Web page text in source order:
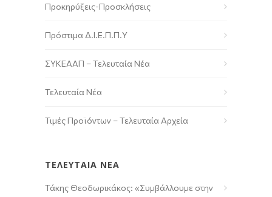
Προκηρύξεις-Προσκλήσεις
Πρόστιμα Δ.Ι.Ε.Π.Π.Υ
ΣΥΚΕΑΑΠ – Τελευταία Νέα
Τελευταία Νέα
Τιμές Προϊόντων – Τελευταία Αρχεία
ΤΕΛΕΥΤΑΙΑ ΝΕΑ
Τάκης Θεοδωρικάκος: «Συμβάλλουμε στην